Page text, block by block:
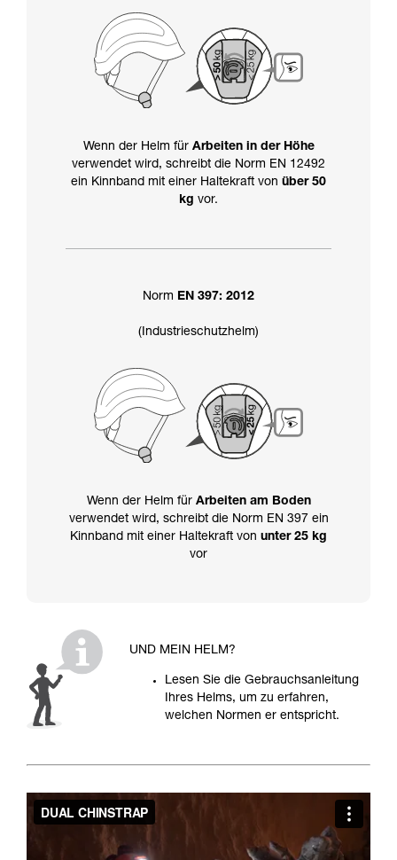
Wenn der Helm für Arbeiten in der Höhe
verwendet wird, schreibt die Norm EN 12492
ein Kinnband mit einer Haltekraft von über 50
kg vor.
Norm EN 397: 2012
(Industrieschutzhelm)
Wenn der Helm für Arbeiten am Boden
verwendet wird, schreibt die Norm EN 397 ein
Kinnband mit einer Haltekraft von unter 25 kg
vor
UND MEIN HELM?
Lesen Sie die Gebrauchsanleitung
Ihres Helms, um zu erfahren,
welchen Normen er entspricht.